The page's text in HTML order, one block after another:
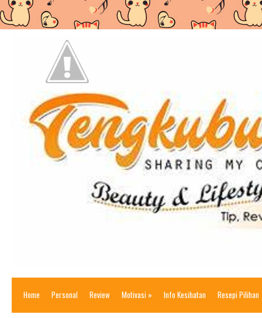
Home Personal Review Motivasi » Info Kesihatan Resepi Pilihan